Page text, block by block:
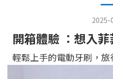
2025-
開箱體驗 ： 想入
輕鬆上手的電動牙刷，旅